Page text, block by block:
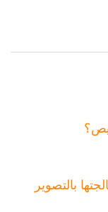
بالتصوير